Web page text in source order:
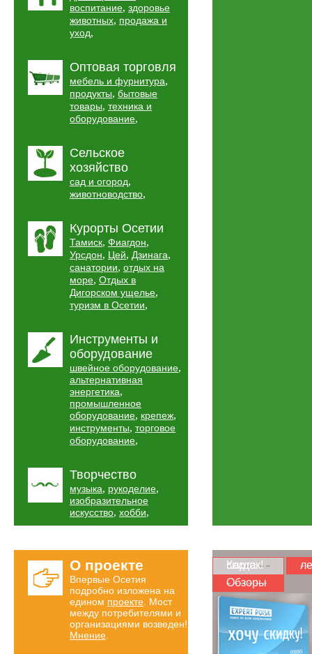
воспитание, здоровье
животных, продажа и
уход,
Оптовая торговля
мебель и фурнитура,
продукты, бытовые
товары, техника и
оборудование,
Сельское
хозяйство
сад и огород,
животноводство,
Курорты Осетии
Тамиск, Фиагдон,
Урсдон, Цей, Дзинага,
санатории, отдых на
море, Отдых в
Дигорском ущелье,
туризм в Осетии,
Инструменты и
оборудование
швейное оборудование,
альтернативная
энергетика,
промышленное
оборудование, крепеж,
инструменты, торговое
оборудование,
Творчество
музыка, рукоделие,
изобразительное
искусство, хобби,
О проекте
Впервые Осетия
подробно изложена на
едином проекте . Мост
между потребителями и
организациями возведен!
Мнение
Карта скидок!
Обзоры